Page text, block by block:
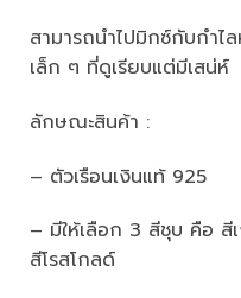
สามารถนำไปมิกซ์กับกำไ
เล็ก ๆ ที่ดูเรียบแต่มีเสน่ห์
ลักษณะสินค้า :
– ตัวเรือนเงินแท้ 925
– มีให้เลือก 3 สีชุบ คือ สี
สีโรสโกลด์